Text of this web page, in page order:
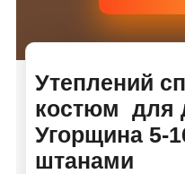
Утеплений
костюм для
Угорщина 5-
штанами